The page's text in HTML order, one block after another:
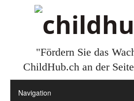
"Fördern Sie das
ChildHub.ch an der